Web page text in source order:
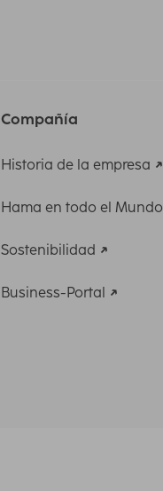
Compañía
Historia de la empresa
Hama en todo el Mundo
Sostenibilidad
Business-Portal